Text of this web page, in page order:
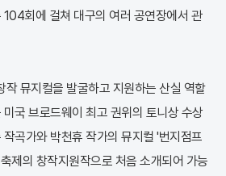
회에 걸쳐 대구의 여러 공연장에서 관
뮤지컬을 발굴하고 지원하는 산실 역할
국 브로드웨이 최고 권위의 토니상 수상
곡가와 박천휴 작가의 뮤지컬 '번지점프
제의 창작지원작으로 처음 소개되어 가능